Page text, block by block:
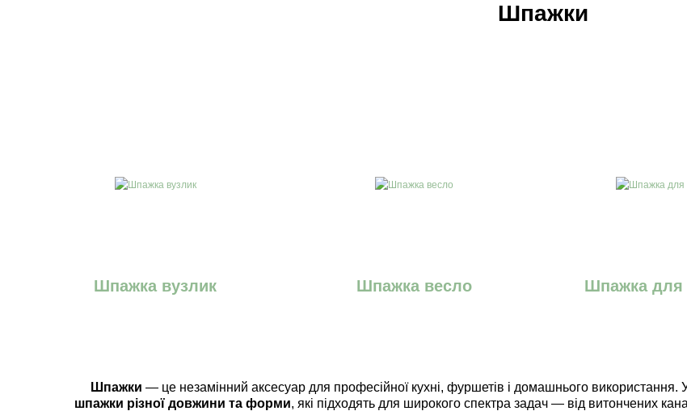
Шпажки
Шпажка вузлик Шпажка весло Шпажка
Шпажки — це незамінний аксесуар для професійної кухні, фуршетів і домашнього використання.
шпажки різної довжини та форми, які підходять для широкого спектра задач — від витончених